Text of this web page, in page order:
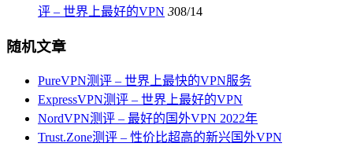
评 – 世界上最好的VPN 308/14
随机文章
PureVPN测评 – 世界上最快的VPN服务
ExpressVPN测评 – 世界上最好的VPN
NordVPN测评 – 最好的国外VPN 2022年
Trust.Zone测评 – 性价比超高的新兴国外VPN